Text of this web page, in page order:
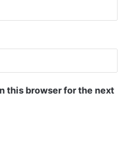
this browser for the next